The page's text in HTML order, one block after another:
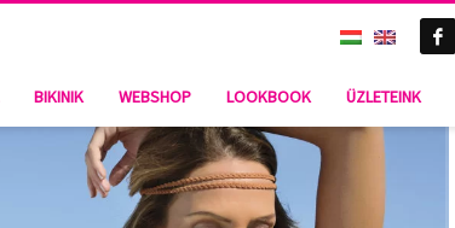
BIKINIK WEBSHOP LOOKBOOK ÜZLETEINK